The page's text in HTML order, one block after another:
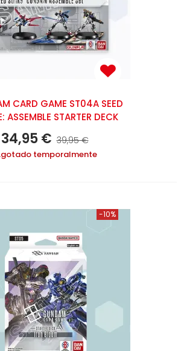
CARD GAME ST04A SEED
ASSEMBLE STARTER DECK
34,95 € 39,95 €
temporalmente
-10%